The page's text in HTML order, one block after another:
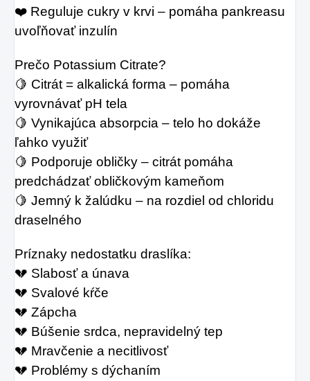
❤️ Reguluje cukry v krvi – pomáha pankreasu
uvoľňovať inzulín
Prečo Potassium Citrate?
🍋 Citrát = alkalická forma – pomáha
vyrovnávať pH tela
🍋 Vynikajúca absorpcia – telo ho dokáže
ľahko využiť
🍋 Podporuje obličky – citrát pomáha
predchádzať obličkovým kameňom
🍋 Jemný k žalúdku – na rozdiel od chloridu
draselného
Príznaky nedostatku draslíka:
💔 Slabosť a únava
💔 Svalové kŕče
💔 Zápcha
💔 Búšenie srdca, nepravidelný tep
💔 Mravčenie a necitlivosť
💔 Problémy s dýchaním